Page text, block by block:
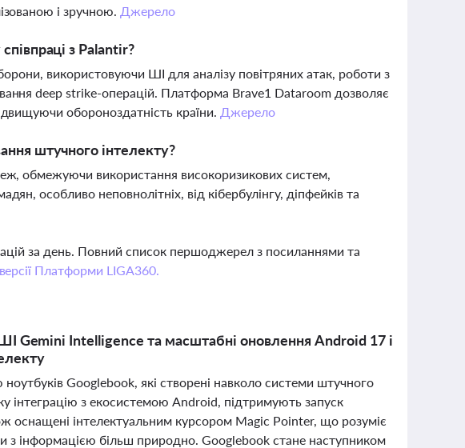
і зручною. Джерело
з Palantir?
використовуючи ШІ для аналізу повітряних атак, роботи з
deep strike-операцій. Платформа Brave1 Dataroom дозволяє
обороноздатність країни. Джерело
штучного інтелекту?
обмежуючи використання високоризикових систем,
особливо неповнолітніх, від кібербулінгу, діпфейків та
за день. Повний список першоджерел з посиланнями та
Платформи LIGA360.
Gemini Intelligence та масштабні оновлення Android 17 і
Googlebook, які створені навколо системи штучного
інтеграцію з екосистемою Android, підтримують запуск
оснащені інтелектуальним курсором Magic Pointer, що розуміє
з інформацією більш природно. Googlebook стане наступником